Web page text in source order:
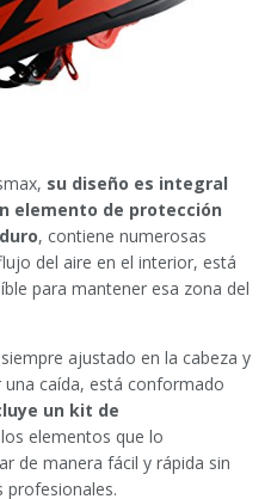
su diseño es integral
elemento de protección
, contiene numerosas
del aire en el interior, está
para mantener esa zona del
ajustado en la cabeza y
caída, está conformado
un kit de
elementos que lo
de manera fácil y rápida sin
profesionales.